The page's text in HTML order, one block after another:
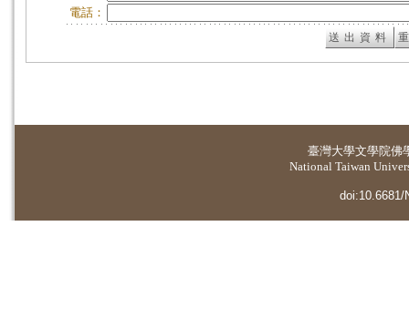
電話：
臺灣大學文學院佛
National Taiwan
doi:10.6681/